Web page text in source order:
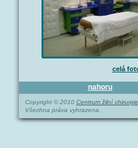
celá
nahoru
Copyright © 2010 Centrum žilní
Všechna práva vyhrazena.